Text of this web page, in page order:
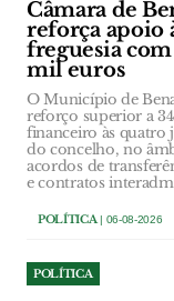
Câmara de
reforça apoio
freguesia
mil euros
O Município de
reforço superior a
financeiro às quatro
do concelho, no
acordos de
e contratos
POLÍTICA| 06-08-2026
POLÍTICA